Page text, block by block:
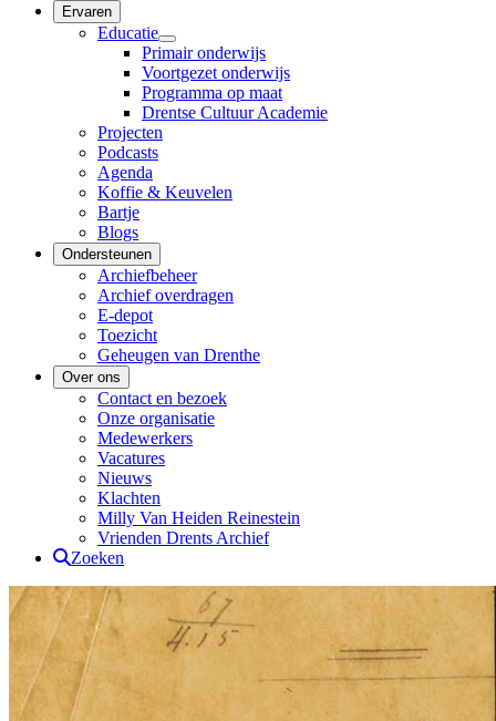
Ervaren
Educatie
Primair onderwijs
Voortgezet onderwijs
Programma op maat
Drentse Cultuur Academie
Projecten
Podcasts
Agenda
Koffie & Keuvelen
Bartje
Blogs
Ondersteunen
Archiefbeheer
Archief overdragen
E-depot
Toezicht
Geheugen van Drenthe
Over ons
Contact en bezoek
Onze organisatie
Medewerkers
Vacatures
Nieuws
Klachten
Milly Van Heiden Reinestein
Vrienden Drents Archief
Zoeken
Drents Archief